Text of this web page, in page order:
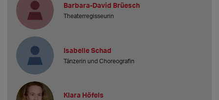
Barbara-David Brüesch
Theaterregisseurin
Isabelle Schad
Tänzerin und Choreografin
Klara Höfels